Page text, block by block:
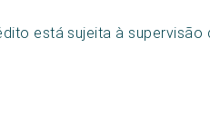
está sujeita à supervisão